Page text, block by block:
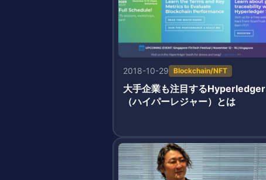
2018-10-29 Blockchain/NFT
大手企業も注目するHyperledger
（ハイパーレジャー）とは